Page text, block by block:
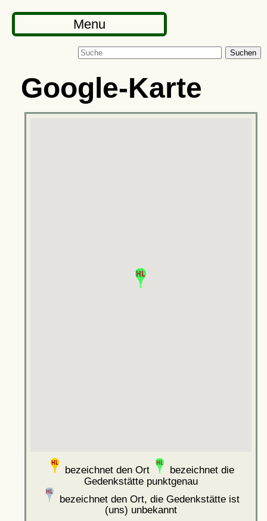
Menu
Suchen
Google-Karte
bezeichnet den Ort
bezeichnet die
Gedenkstätte punktgenau
bezeichnet den Ort, die Gedenkstätte ist
(uns) unbekannt